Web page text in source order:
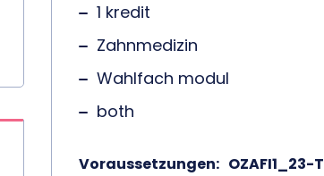
1 kredit
Zahnmedizin
Wahlfach modul
both
Voraussetzungen: OZAFI1_23-T